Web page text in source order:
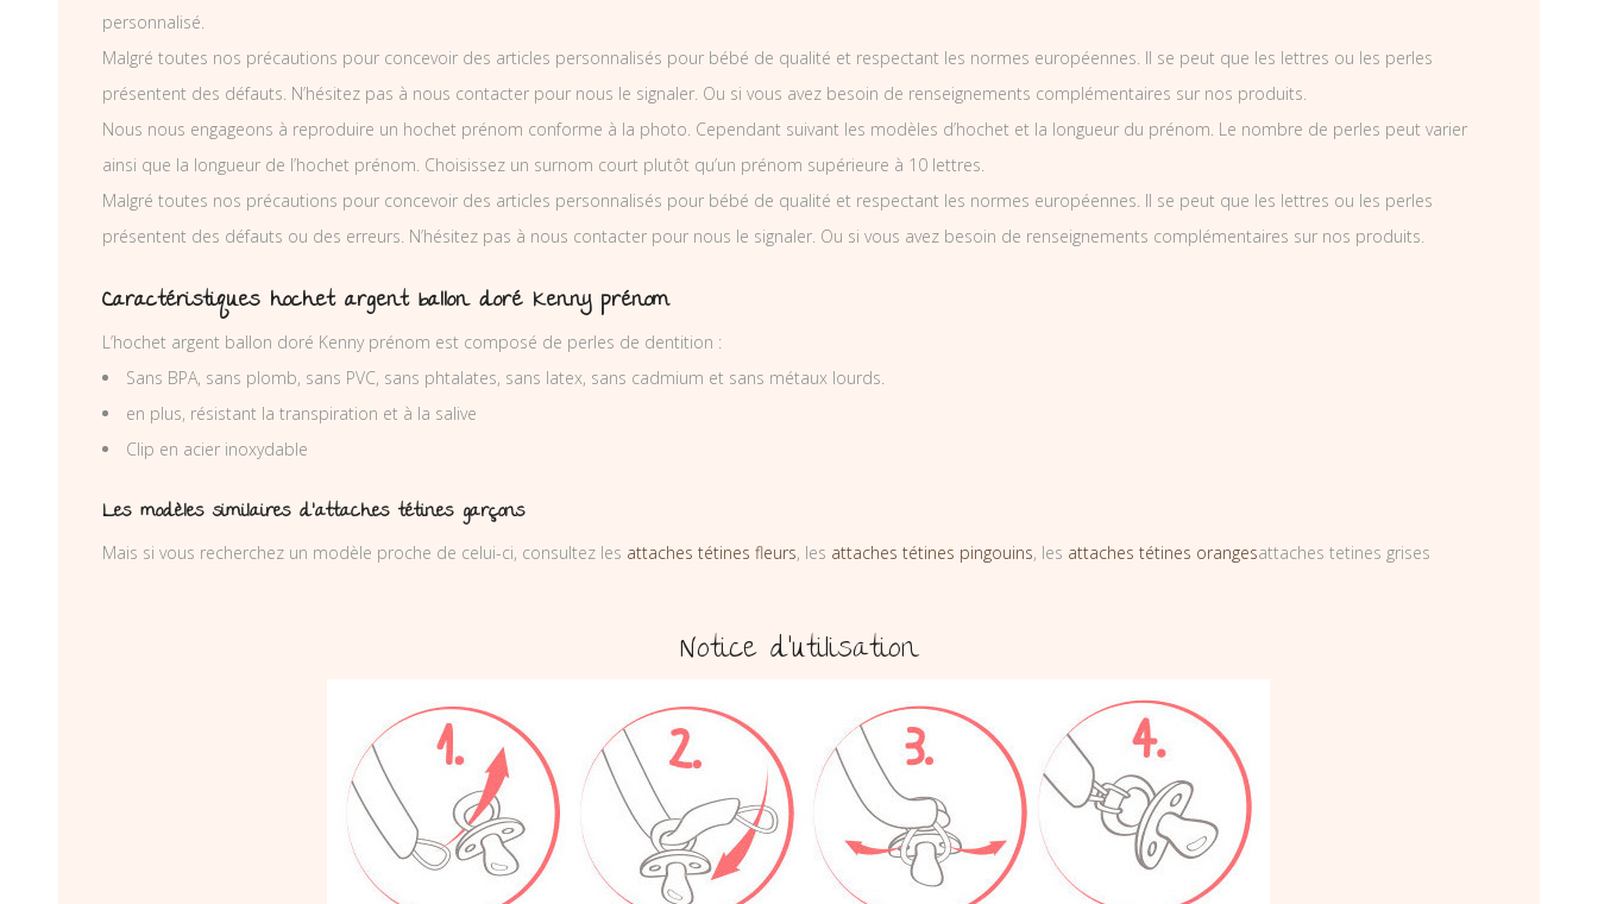
personnalisé.
Malgré toutes nos précautions pour concevoir des articles personnalisés pour bébé de qualité et respectant les normes européennes. Il se peut que les lettres ou les perles
présentent des défauts. N’hésitez pas à nous contacter pour nous le signaler. Ou si vous avez besoin de renseignements complémentaires sur nos produits.
Nous nous engageons à reproduire un hochet prénom conforme à la photo. Cependant suivant les modèles d’hochet et la longueur du prénom. Le nombre de perles peut varier
ainsi que la longueur de l’hochet prénom. Choisissez un surnom court plutôt qu’un prénom supérieure à 10 lettres.
Malgré toutes nos précautions pour concevoir des articles personnalisés pour bébé de qualité et respectant les normes européennes. Il se peut que les lettres ou les perles
présentent des défauts ou des erreurs. N’hésitez pas à nous contacter pour nous le signaler. Ou si vous avez besoin de renseignements complémentaires sur nos produits.
Caractéristiques hochet argent ballon doré Kenny prénom
L’hochet argent ballon doré Kenny prénom est composé de perles de dentition :
Sans BPA, sans plomb, sans PVC, sans phtalates, sans latex, sans cadmium et sans métaux lourds.
en plus, résistant la transpiration et à la salive
Clip en acier inoxydable
Les modèles similaires d’attaches tétines garçons
Mais si vous recherchez un modèle proche de celui-ci, consultez les attaches tétines fleurs, les attaches tétines pingouins, les attaches tétines orangesattaches tetines grises
Notice d’utilisation